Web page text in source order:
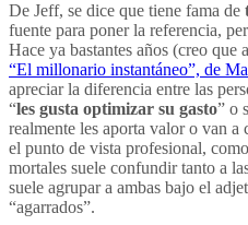
De Jeff, se dice que tiene fama de
fuente para poner la referencia,
Hace ya bastantes años (creo
“El millonario instantáneo”, de
apreciar la diferencia entre las
“les gusta optimizar su gasto” o
realmente les aporta valor o van
el punto de vista profesional,
mortales suele confundir tanto a
suele agrupar a ambas bajo el
“agarrados”.